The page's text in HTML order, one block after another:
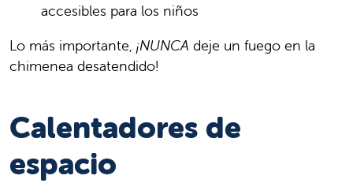
accesibles para los niños
Lo más importante, ¡NUNCA deje un fuego en la
chimenea desatendido!
Calentadores de
espacio